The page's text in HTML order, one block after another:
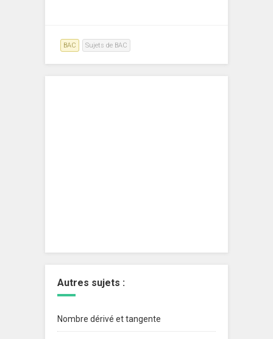
BAC Sujets de BAC
Autres sujets :
Nombre dérivé et tangente